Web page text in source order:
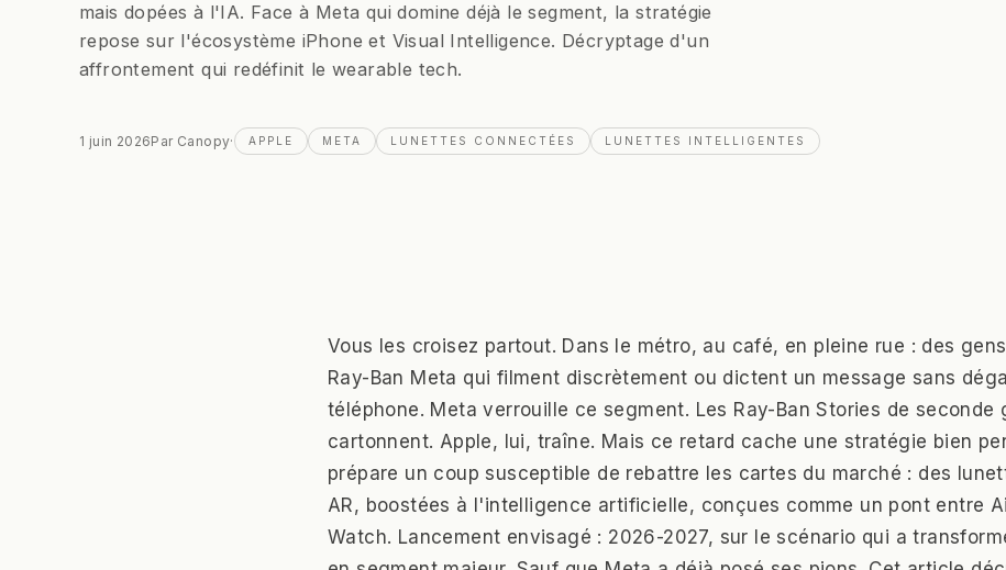
mais dopées à l'IA. Face à Meta qui domine déjà le segment, la stratégie
repose sur l'écosystème iPhone et Visual Intelligence. Décryptage d'un
affrontement qui redéfinit le wearable tech.
1 juin 2026Par Canopy· APPLE META LUNETTES CONNECTÉES LUNETTES INTELLIGENTES
Vous les croisez partout. Dans le métro, au café, en pleine rue : des
Ray-Ban Meta qui filment discrètement ou dictent un message sans
téléphone. Meta verrouille ce segment. Les Ray-Ban Stories de seconde
cartonnent. Apple, lui, traîne. Mais ce retard cache une stratégie bien
prépare un coup susceptible de rebattre les cartes du marché : des
AR, boostées à l'intelligence artificielle, conçues comme un pont entre
Watch. Lancement envisagé : 2026-2027, sur le scénario qui a